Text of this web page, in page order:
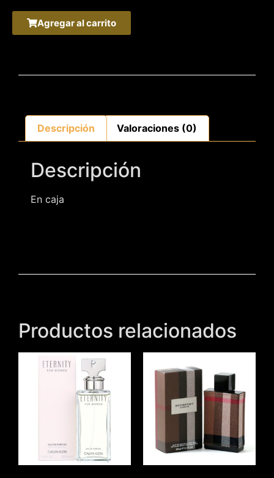
Agregar al carrito
Descripción Valoraciones (0)
Descripción
En caja
Productos relacionados